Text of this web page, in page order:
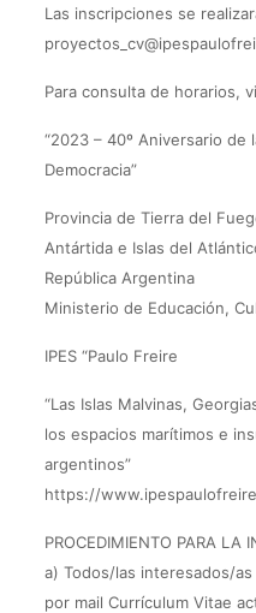
Las inscripciones se
Para consulta de horarios,
“2023 – 40º Aniversario de
Democracia”
Provincia de Tierra del
Antártida e Islas del
República Argentina
Ministerio de Educación,
IPES “Paulo Freire
“Las Islas Malvinas,
los espacios marítimos e
argentinos”
https://
PROCEDIMIENTO PARA LA
a) Todos/las interesados/
por mail Currículum Vitae